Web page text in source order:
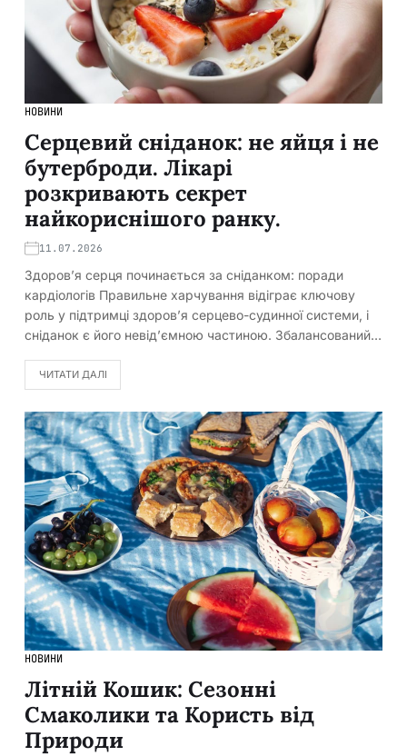
НОВИНИ
Серцевий сніданок: не яйця і не
бутерброди. Лікарі
розкривають секрет
найкориснішого ранку.
11.07.2026
Здоров’я серця починається за сніданком: поради
кардіологів Правильне харчування відіграє ключову
роль у підтримці здоров’я серцево-судинної системи, і
сніданок є його невід’ємною частиною. Збалансований…
ЧИТАТИ ДАЛІ
НОВИНИ
Літній Кошик: Сезонні
Смаколики та Користь від
Природи